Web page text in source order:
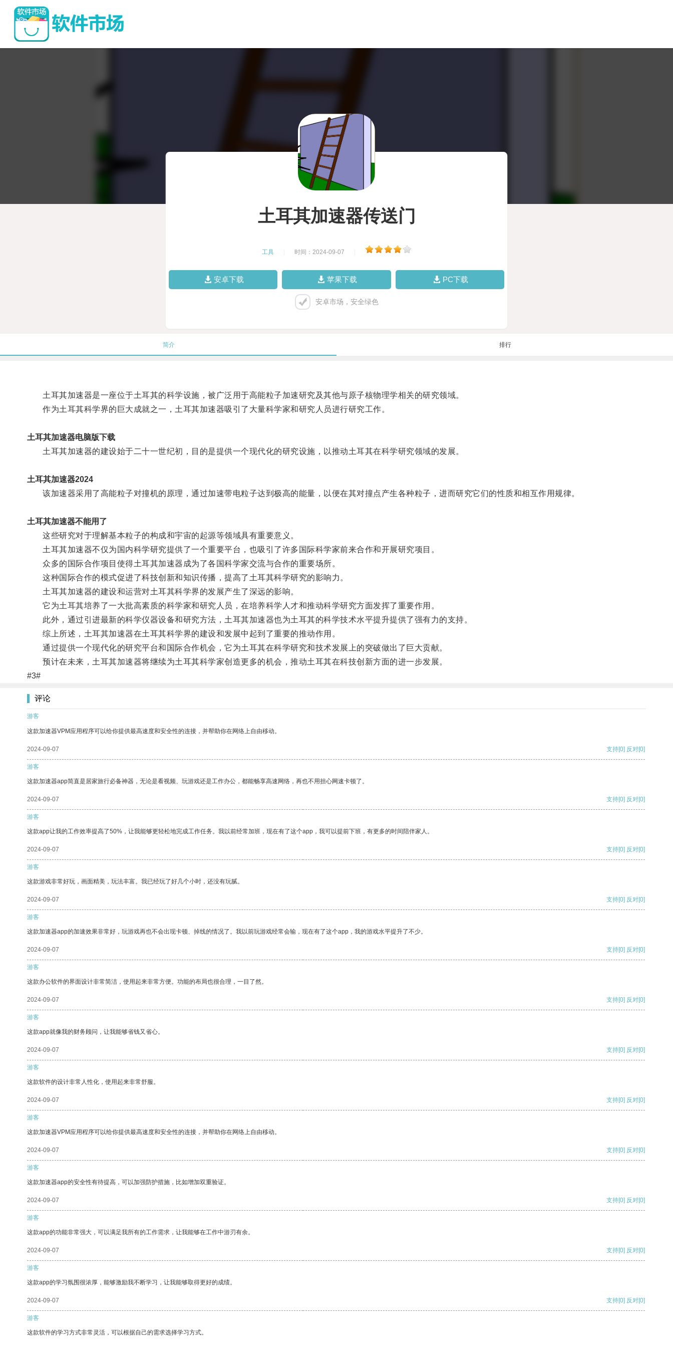
土耳其加速器传送门
工具 时间：2024-09-07
安卓下载 苹果下载 PC下载
安卓市场，安全绿色
简介 排行
土耳其加速器是一座位于土耳其的科学设施，被广泛用于高能粒子加速研究及其他与原子核物理学相关的研究领域。
作为土耳其科学界的巨大成就之一，土耳其加速器吸引了大量科学家和研究人员进行研究工作。
土耳其加速器电脑版下载
土耳其加速器的建设始于二十一世纪初，目的是提供一个现代化的研究设施，以推动土耳其在科学研究领域的发展。
土耳其加速器2024
该加速器采用了高能粒子对撞机的原理，通过加速带电粒子达到极高的能量，以便在其对撞点产生各种粒子，进而研究它们的性质和相互作用规律。
土耳其加速器不能用了
这些研究对于理解基本粒子的构成和宇宙的起源等领域具有重要意义。
土耳其加速器不仅为国内科学研究提供了一个重要平台，也吸引了许多国际科学家前来合作和开展研究项目。
众多的国际合作项目使得土耳其加速器成为了各国科学家交流与合作的重要场所。
这种国际合作的模式促进了科技创新和知识传播，提高了土耳其科学研究的影响力。
土耳其加速器的建设和运营对土耳其科学界的发展产生了深远的影响。
它为土耳其培养了一大批高素质的科学家和研究人员，在培养科学人才和推动科学研究方面发挥了重要作用。
此外，通过引进最新的科学仪器设备和研究方法，土耳其加速器也为土耳其的科学技术水平提升提供了强有力的支持。
综上所述，土耳其加速器在土耳其科学界的建设和发展中起到了重要的推动作用。
通过提供一个现代化的研究平台和国际合作机会，它为土耳其在科学研究和技术发展上的突破做出了巨大贡献。
预计在未来，土耳其加速器将继续为土耳其科学家创造更多的机会，推动土耳其在科技创新方面的进一步发展。
#3#
评论
游客
这款加速器VPM应用程序可以给你提供最高速度和安全性的连接，并帮助你在网络上自由移动。
2024-09-07 支持[0] 反对[0]
游客
这款加速器app简直是居家旅行必备神器，无论是看视频、玩游戏还是工作办公，都能畅享高速网络，再也不用担心网速卡顿了。
2024-09-07 支持[0] 反对[0]
游客
这款app让我的工作效率提高了50%，让我能够更轻松地完成工作任务。我以前经常加班，现在有了这个app，我可以提前下班，有更多的时间陪伴家人。
2024-09-07 支持[0] 反对[0]
游客
这款游戏非常好玩，画面精美，玩法丰富。我已经玩了好几个小时，还没有玩腻。
2024-09-07 支持[0] 反对[0]
游客
这款加速器app的加速效果非常好，玩游戏再也不会出现卡顿、掉线的情况了。我以前玩游戏经常会输，现在有了这个app，我的游戏水平提升了不少。
2024-09-07 支持[0] 反对[0]
游客
这款办公软件的界面设计非常简洁，使用起来非常方便。功能的布局也很合理，一目了然。
2024-09-07 支持[0] 反对[0]
游客
这款app就像我的财务顾问，让我能够省钱又省心。
2024-09-07 支持[0] 反对[0]
游客
这款软件的设计非常人性化，使用起来非常舒服。
2024-09-07 支持[0] 反对[0]
游客
这款加速器VPM应用程序可以给你提供最高速度和安全性的连接，并帮助你在网络上自由移动。
2024-09-07 支持[0] 反对[0]
游客
这款加速器app的安全性有待提高，可以加强防护措施，比如增加双重验证。
2024-09-07 支持[0] 反对[0]
游客
这款app的功能非常强大，可以满足我所有的工作需求，让我能够在工作中游刃有余。
2024-09-07 支持[0] 反对[0]
游客
这款app的学习氛围很浓厚，能够激励我不断学习，让我能够取得更好的成绩。
2024-09-07 支持[0] 反对[0]
游客
这款软件的学习方式非常灵活，可以根据自己的需求选择学习方式。